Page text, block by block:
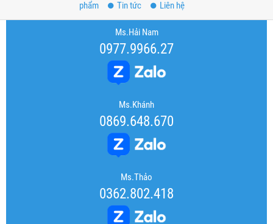
phẩm
Tin tức Liên hệ
Ms.Hải Nam
0977.9966.27
Ms.Khánh
0869.648.670
Ms.Thảo
0362.802.418